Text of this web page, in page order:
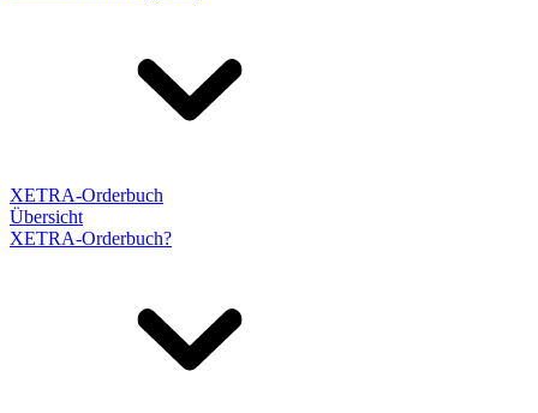
XETRA-Orderbuch
Übersicht
XETRA-Orderbuch?